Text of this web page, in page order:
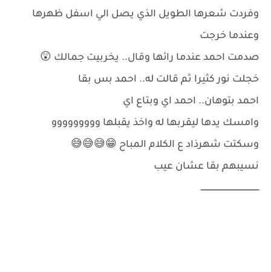
وفردت شعرها الطويل الذي يصل الي اسفل ظهرها
وعندما خرجت
صدمت احمد عندما رائها وقال.. يخربيت جمالك 😲
خجلت نور كثيرا ثم قالت له.. احمد بس بقا
احمد بتوهان.. احمد اي وبتاع اي
وامسك يدها ليقربها له واخذ يقبلها ووووووووو
وسكتت شهرذاد ع الكلام المباح 😁😅😅😅
نسيبهم بقا عشان عيب
ــــــــــــــــــــــــــــــــــــــــــــــــ